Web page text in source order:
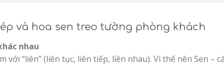
và hoa sen treo tường phòng khách
nhau
với “liên” (liên tục, liên tiếp, liền nhau). Vì thế nên Sen –